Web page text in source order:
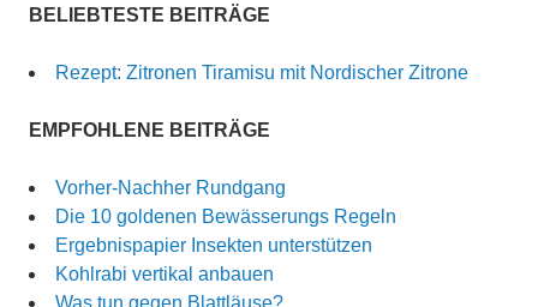
BELIEBTESTE BEITRÄGE
Rezept: Zitronen Tiramisu mit Nordischer Zitrone
EMPFOHLENE BEITRÄGE
Vorher-Nachher Rundgang
Die 10 goldenen Bewässerungs Regeln
Ergebnispapier Insekten unterstützen
Kohlrabi vertikal anbauen
Was tun gegen Blattläuse?